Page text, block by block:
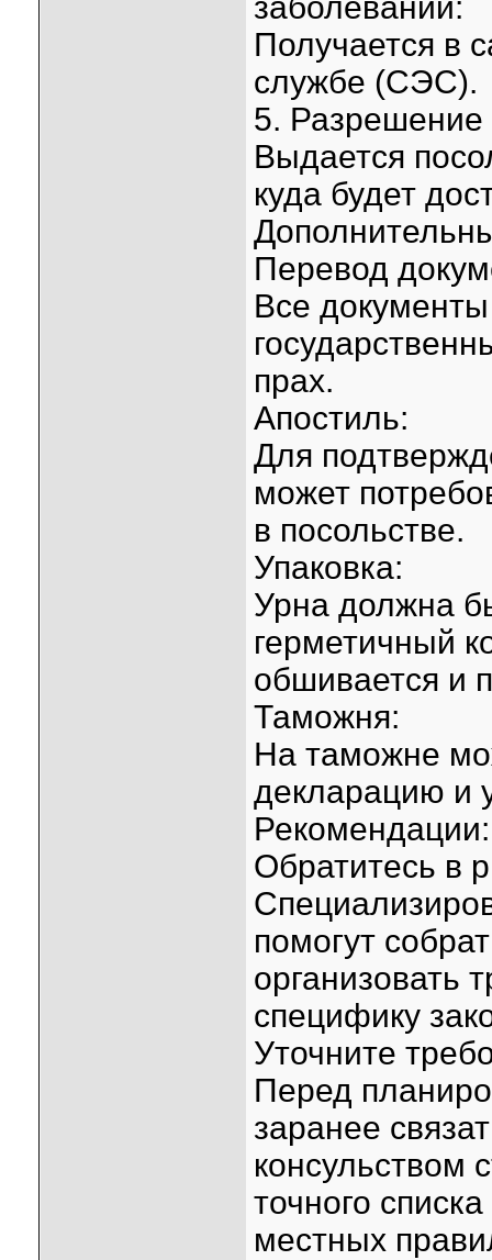
заболеваний:
Получается в
службе (СЭС).
5. Разрешение
Выдается
куда будет
Перевод
Все
прах.
Апостиль:
Для
может
в посольстве.
Упаковка:
Урна должна
герметичный
обшивается и
Таможня:
На таможне
декларацию и
Рекомендации:
Обратитесь в
помогут
организовать
специфику
Уточните
Перед
заранее
консульством
точного
местных